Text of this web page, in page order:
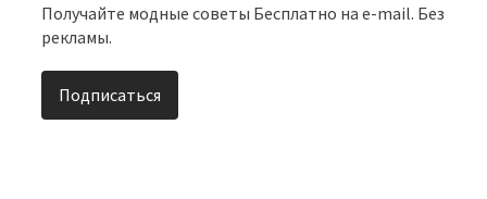
Получайте модные советы Бесплатно на e-mail. Без
рекламы.